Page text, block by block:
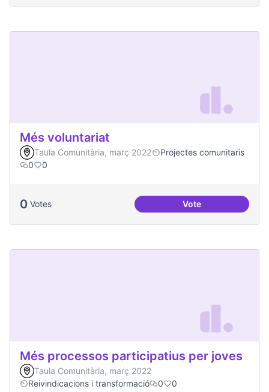
Més voluntariat
Taula Comunitària, març 2022
Projectes comunitaris
0
0
0 Votes VoteMés voluntariat
Més processos participatius per joves
Taula Comunitària, març 2022
Reivindicacions i transformació
0 0